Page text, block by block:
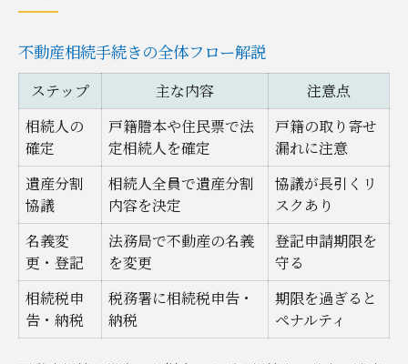
不動産相続手続きの全体フロー解説
ステップ 主な内容
注意点
相続人の
確定
戸籍謄本や住民票で法
定相続人を確定
戸籍の取り寄せ
漏れに注意
遺産分割
協議
相続人全員で遺産分割
内容を決定
協議が長引くリ
スクあり
名義変
更・登記
法務局で不動産の名義
を変更
登記申請期限を
守る
相続税申
告・納税
税務署に相続税申告・
納税
期限を過ぎると
ペナルティ